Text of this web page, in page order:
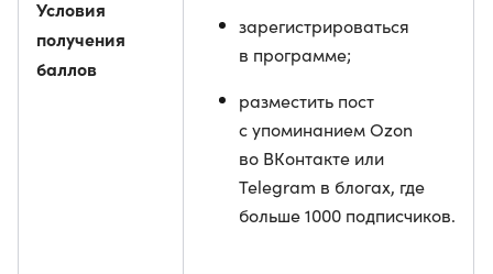
Условия
получения
баллов
зарегистрироваться
в программе;
разместить пост
с упоминанием Ozon
во ВКонтакте или
Telegram в блогах, где
больше 1000 подписчиков.